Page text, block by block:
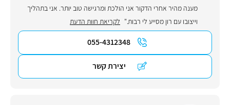
מענה מהיר אחרי הדקור אני הולכת ומרגישה טוב יותר. אני בתהליך
וייצובו עם רון מסייע לי רבות." לקריאת חוות הדעת
055-4312348
יצירת קשר